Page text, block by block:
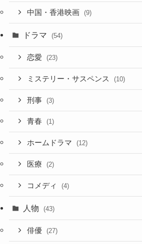
中国・香港映画 (9)
ドラマ (54)
恋愛 (23)
ミステリー・サスペンス (10)
刑事 (3)
青春 (1)
ホームドラマ (12)
医療 (2)
コメディ (4)
人物 (43)
俳優 (27)